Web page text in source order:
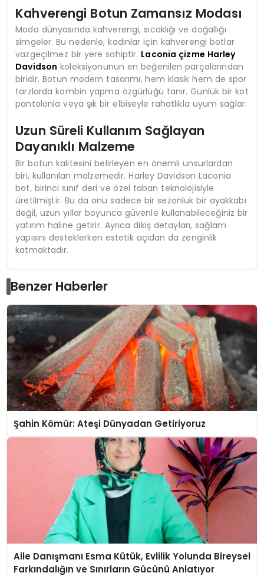
Kahverengi Botun Zamansız Modası
Moda dünyasında kahverengi, sıcaklığı ve doğallığı
simgeler. Bu nedenle, kadınlar için kahverengi botlar
vazgeçilmez bir yere sahiptir. Laconia çizme Harley
Davidson koleksiyonunun en beğenilen parçalarından
biridir. Botun modern tasarımı, hem klasik hem de spor
tarzlarda kombin yapma özgürlüğü tanır. Günlük bir kot
pantolonla veya şık bir elbiseyle rahatlıkla uyum sağlar.
Uzun Süreli Kullanım Sağlayan
Dayanıklı Malzeme
Bir botun kalitesini belirleyen en önemli unsurlardan
biri, kullanılan malzemedir. Harley Davidson Laconia
bot, birinci sınıf deri ve özel taban teknolojisiyle
üretilmiştir. Bu da onu sadece bir sezonluk bir ayakkabı
değil, uzun yıllar boyunca güvenle kullanabileceğiniz bir
yatırım haline getirir. Ayrıca dikiş detayları, sağlam
yapısını desteklerken estetik açıdan da zenginlik
katmaktadır.
Benzer Haberler
Şahin Kömür: Ateşi Dünyadan Getiriyoruz
Aile Danışmanı Esma Kütük, Evlilik Yolunda Bireysel
Farkındalığın ve Sınırların Gücünü Anlatıyor